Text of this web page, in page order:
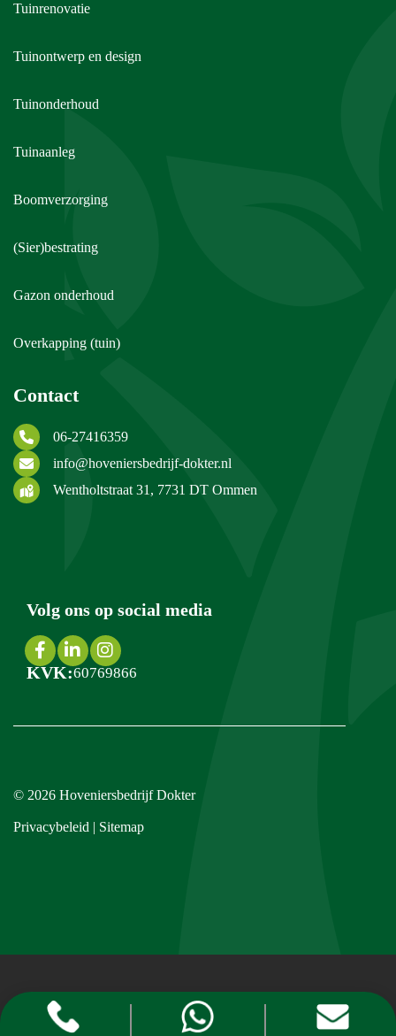
Tuinrenovatie
Tuinontwerp en design
Tuinonderhoud
Tuinaanleg
Boomverzorging
(Sier)bestrating
Gazon onderhoud
Overkapping (tuin)
Contact
06-27416359
info@hoveniersbedrijf-dokter.nl
Wentholtstraat 31, 7731 DT Ommen
Volg ons op social media
KVK:60769866
© 2026 Hoveniersbedrijf Dokter
Privacybeleid | Sitemap